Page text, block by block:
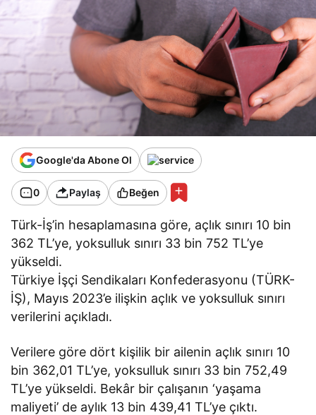
Google'da Abone Ol
0 Paylaş Beğen
Türk-İş’in hesaplamasına göre, açlık sınırı 10 bin
362 TL’ye, yoksulluk sınırı 33 bin 752 TL’ye
yükseldi.
Türkiye İşçi Sendikaları Konfederasyonu (TÜRK-
İŞ), Mayıs 2023’e ilişkin açlık ve yoksulluk sınırı
verilerini açıkladı.
Verilere göre dört kişilik bir ailenin açlık sınırı 10
bin 362,01 TL’ye, yoksulluk sınırı 33 bin 752,49
TL’ye yükseldi. Bekâr bir çalışanın ‘yaşama
maliyeti’ de aylık 13 bin 439,41 TL’ye çıktı.